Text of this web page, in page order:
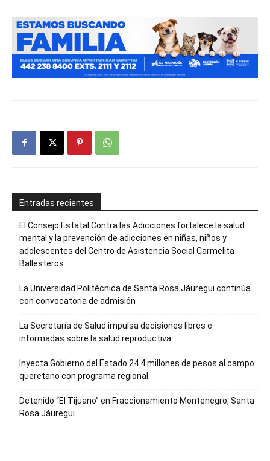
Entradas recientes
El Consejo Estatal Contra las Adicciones fortalece la salud
mental y la prevención de adicciones en niñas, niños y
adolescentes del Centro de Asistencia Social Carmelita
Ballesteros
La Universidad Politécnica de Santa Rosa Jáuregui continúa
con convocatoria de admisión
La Secretaría de Salud impulsa decisiones libres e
informadas sobre la salud reproductiva
Inyecta Gobierno del Estado 24.4 millones de pesos al campo
queretano con programa regional
Detenido “El Tijuano” en Fraccionamiento Montenegro, Santa
Rosa Jáuregui